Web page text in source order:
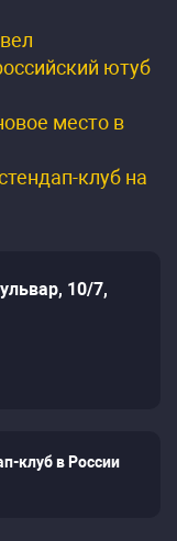
ютуб
место в
клуб на
10/7,
клуб в России